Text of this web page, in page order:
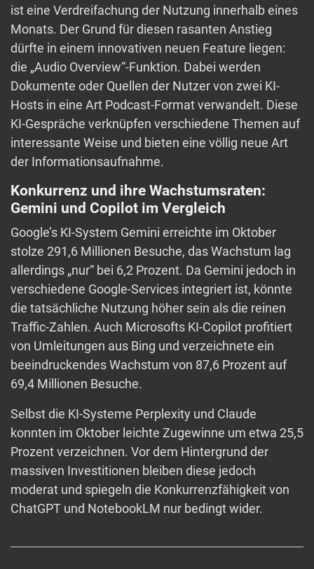
ist eine Verdreifachung der Nutzung innerhalb eines
Monats. Der Grund für diesen rasanten Anstieg
dürfte in einem innovativen neuen Feature liegen:
die „Audio Overview“-Funktion. Dabei werden
Dokumente oder Quellen der Nutzer von zwei KI-
Hosts in eine Art Podcast-Format verwandelt. Diese
KI-Gespräche verknüpfen verschiedene Themen auf
interessante Weise und bieten eine völlig neue Art
der Informationsaufnahme.
Konkurrenz und ihre Wachstumsraten:
Gemini und Copilot im Vergleich
Google’s KI-System Gemini erreichte im Oktober
stolze 291,6 Millionen Besuche, das Wachstum lag
allerdings „nur“ bei 6,2 Prozent. Da Gemini jedoch in
verschiedene Google-Services integriert ist, könnte
die tatsächliche Nutzung höher sein als die reinen
Traffic-Zahlen. Auch Microsofts KI-Copilot profitiert
von Umleitungen aus Bing und verzeichnete ein
beeindruckendes Wachstum von 87,6 Prozent auf
69,4 Millionen Besuche.
Selbst die KI-Systeme Perplexity und Claude
konnten im Oktober leichte Zugewinne um etwa 25,5
Prozent verzeichnen. Vor dem Hintergrund der
massiven Investitionen bleiben diese jedoch
moderat und spiegeln die Konkurrenzfähigkeit von
ChatGPT und NotebookLM nur bedingt wider.